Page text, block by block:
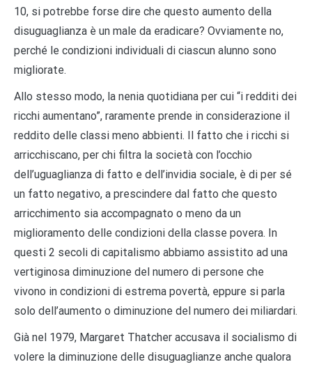
10, si potrebbe forse dire che questo aumento della
disuguaglianza è un male da eradicare? Ovviamente no,
perché le condizioni individuali di ciascun alunno sono
migliorate.
Allo stesso modo, la nenia quotidiana per cui “i redditi dei
ricchi aumentano”, raramente prende in considerazione il
reddito delle classi meno abbienti. Il fatto che i ricchi si
arricchiscano, per chi filtra la società con l’occhio
dell’uguaglianza di fatto e dell’invidia sociale, è di per sé
un fatto negativo, a prescindere dal fatto che questo
arricchimento sia accompagnato o meno da un
miglioramento delle condizioni della classe povera. In
questi 2 secoli di capitalismo abbiamo assistito ad una
vertiginosa diminuzione del numero di persone che
vivono in condizioni di estrema povertà, eppure si parla
solo dell’aumento o diminuzione del numero dei miliardari.
Già nel 1979, Margaret Thatcher accusava il socialismo di
volere la diminuzione delle disuguaglianze anche qualora